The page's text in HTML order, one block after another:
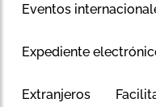
Eventos
Expediente
Extranjeros